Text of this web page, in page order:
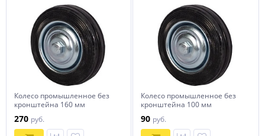
Колесо промышленное без
кронштейна 160 мм
270 руб.
Колесо промышленное без
кронштейна 100 мм
90 руб.